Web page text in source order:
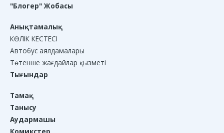
"Блогер" Жобасы
Анықтамалық
КӨЛІК КЕСТЕСІ
Автобус аялдамалары
Төтенше жағдайлар қызметі
Тығындар
Тамақ
Танысу
Аудармашы
Комикстер